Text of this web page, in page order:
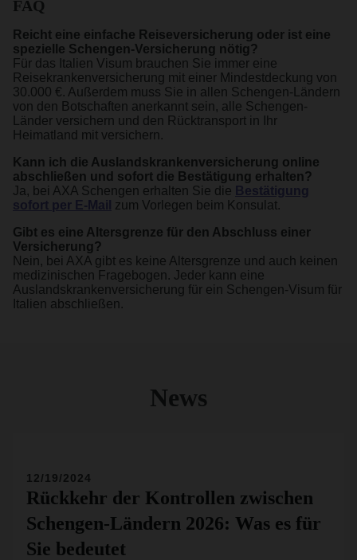
FAQ
Reicht eine einfache Reiseversicherung oder ist eine
spezielle Schengen-Versicherung nötig?
Für das Italien Visum brauchen Sie immer eine
Reisekrankenversicherung mit einer Mindestdeckung von
30.000 €. Außerdem muss Sie in allen Schengen-Ländern
von den Botschaften anerkannt sein, alle Schengen-
Länder versichern und den Rücktransport in Ihr
Heimatland mit versichern.
Kann ich die Auslandskrankenversicherung online
abschließen und sofort die Bestätigung erhalten?
Ja, bei AXA Schengen erhalten Sie die Bestätigung
sofort per E-Mail zum Vorlegen beim Konsulat.
Gibt es eine Altersgrenze für den Abschluss einer
Versicherung?
Nein, bei AXA gibt es keine Altersgrenze und auch keinen
medizinischen Fragebogen. Jeder kann eine
Auslandskrankenversicherung für ein Schengen-Visum für
Italien abschließen.
News
Rückkehr der Kontrollen zwischen
Schengen-Ländern 2026: Was es für
Sie bedeutet
12/19/2024